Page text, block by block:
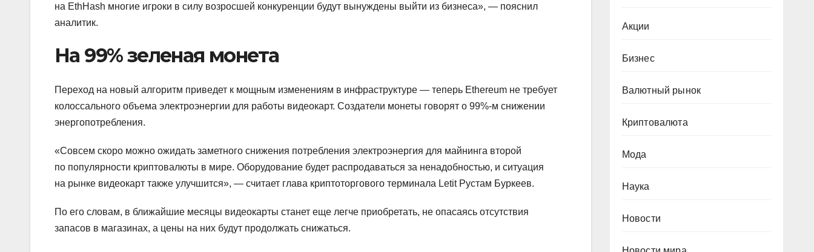
на EthHash многие игроки в силу возросшей конкуренции будут вынуждены выйти из бизнеса», — пояснил
аналитик.
На 99% зеленая монета
Переход на новый алгоритм приведет к мощным изменениям в инфраструктуре — теперь Ethereum не требует
колоссального объема электроэнергии для работы видеокарт. Создатели монеты говорят о 99%-м снижении
энергопотребления.
«Совсем скоро можно ожидать заметного снижения потребления электроэнергия для майнинга второй
по популярности криптовалюты в мире. Оборудование будет распродаваться за ненадобностью, и ситуация
на рынке видеокарт также улучшится», — считает глава криптоторгового терминала Letit Рустам Буркеев.
По его словам, в ближайшие месяцы видеокарты станет еще легче приобретать, не опасаясь отсутствия
запасов в магазинах, а цены на них будут продолжать снижаться.
Акции
Бизнес
Валютный рынок
Криптовалюта
Мода
Наука
Новости